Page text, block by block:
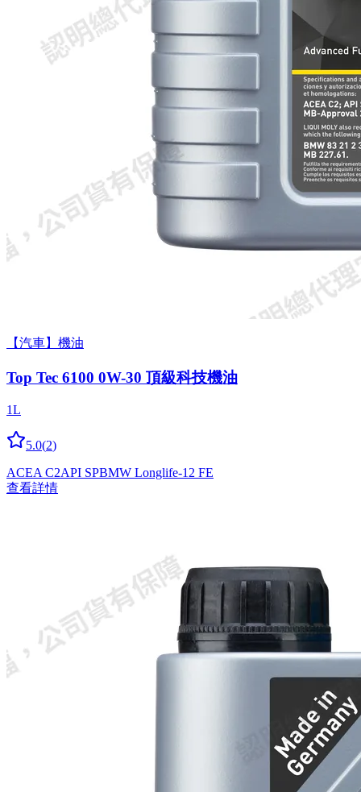
【汽車】機油
Top Tec 6100 0W-30 頂級科技機油
1L
5.0(2)
ACEA C2API SPBMW Longlife-12 FE
查看詳情